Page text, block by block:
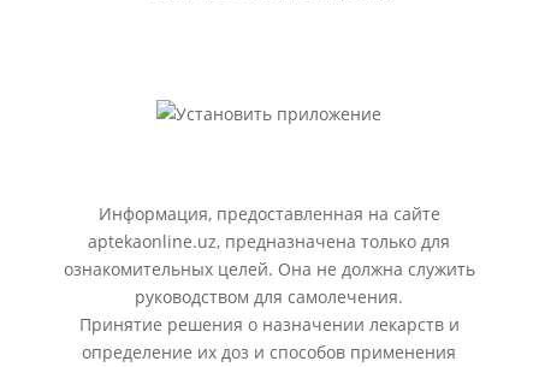
Информация, предоставленная на сайте
aptekaonline.uz, предназначена только для
ознакомительных целей. Она не должна служить
руководством для самолечения.
Принятие решения о назначении лекарств и
определение их доз и способов применения